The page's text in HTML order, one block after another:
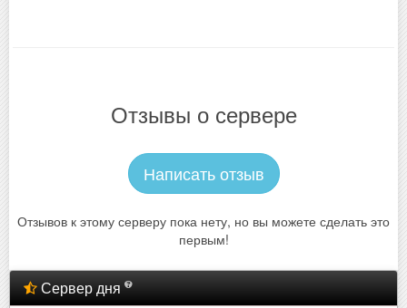
Отзывы о сервере
Написать отзыв
Отзывов к этому серверу пока нету, но вы можете сделать это
первым!
Сервер дня